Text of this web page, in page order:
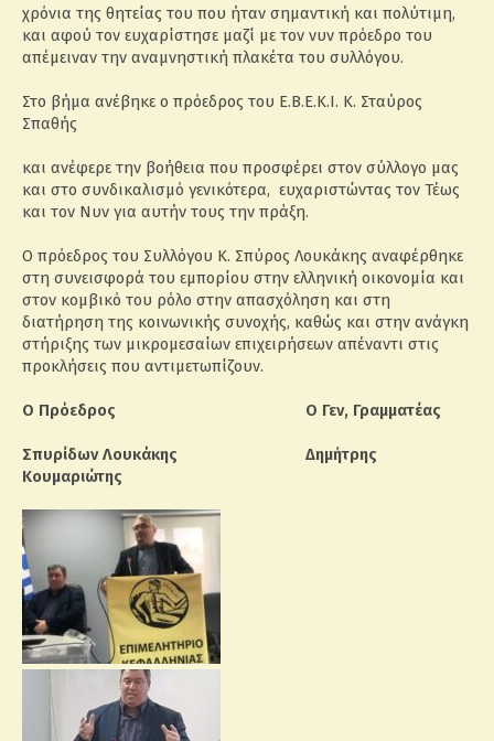
χρόνια της θητείας του που ήταν σημαντική και πολύτιμη,
και αφού τον ευχαρίστησε μαζί με τον νυν πρόεδρο του
απέμειναν την αναμνηστική πλακέτα του συλλόγου.
Στο βήμα ανέβηκε ο πρόεδρος του Ε.Β.Ε.Κ.Ι. Κ. Σταύρος
Σπαθής
και ανέφερε την βοήθεια που προσφέρει στον σύλλογο μας
και στο συνδικαλισμό γενικότερα, ευχαριστώντας τον Τέως
και τον Νυν για αυτήν τους την πράξη.
Ο πρόεδρος του Συλλόγου Κ. Σπύρος Λουκάκης αναφέρθηκε
στη συνεισφορά του εμπορίου στην ελληνική οικονομία και
στον κομβικό του ρόλο στην απασχόληση και στη
διατήρηση της κοινωνικής συνοχής, καθώς και στην ανάγκη
στήριξης των μικρομεσαίων επιχειρήσεων απέναντι στις
προκλήσεις που αντιμετωπίζουν.
Ο Πρόεδρος Ο Γεν, Γραμματέας
Σπυρίδων Λουκάκης Δημήτρης
Κουμαριώτης